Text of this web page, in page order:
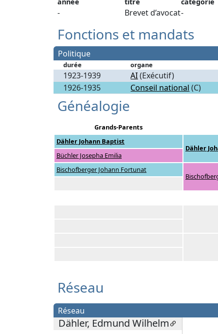
- Brevet d’avocat-
Fonctions et mandats
Politique
durée organe
1923-1939 AI(Exécutif)
1926-1935 Conseil national (C)
Généalogie
Grands-Parents
Dähler Johann Baptist
Dähler
Büchler Josepha Emilia
Bischofberger Johann Fortunat
Réseau
Réseau
Dähler, Edmund Wilhelm